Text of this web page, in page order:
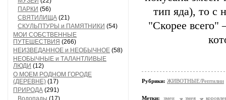
ПАРКИ (56)
СВЯТИЛИЩА (21)
СКУЛЬПТУРЫ и ПАМЯТНИКИ (54)
МОИ СОБСТВЕННЫЕ
ПУТЕШЕСТВИЯ (266)
НЕИЗВЕДАННОЕ и НЕОБЫЧНОЕ (58)
НЕОБЫЧНЫЕ и ТАЛАНТЛИВЫЕ
ЛЮДИ (12)
О МОЕМ РОДНОМ ГОРОДЕ
(ДЕРЕВНЕ) (17)
ПРИРОДА (291)
Водопады (17)
тип яда), то с
"Скорее всего"
Рубрики: ЖИВОТНЫЕ/Рептилии
Метки: змеи змея